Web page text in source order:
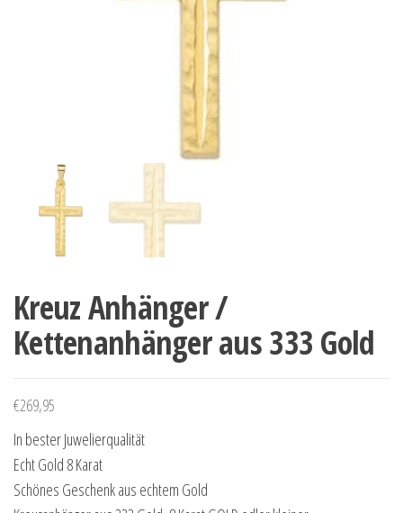
Kreuz Anhänger /
Kettenanhänger aus 333 Gold
€269,95
In bester Juwelierqualität
Echt Gold 8 Karat
Schönes Geschenk aus echtem Gold